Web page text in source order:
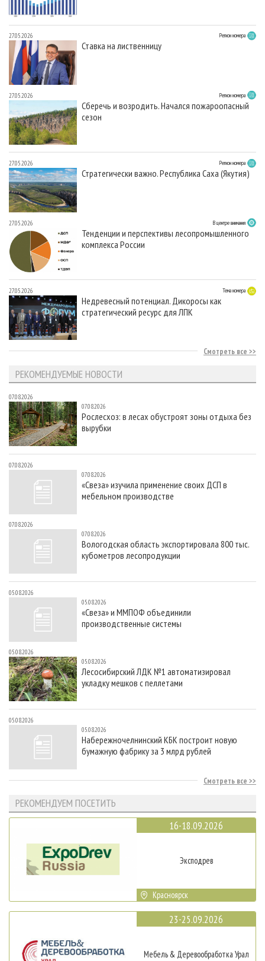
27.05.2026 Регион номера
Ставка на лиственницу
27.05.2026 Регион номера
Сберечь и возродить. Начался пожароопасный
сезон
27.05.2026 Регион номера
Стратегически важно. Республика Саха (Якутия)
27.05.2026 В центре внимания
Тенденции и перспективы лесопромышленного
комплекса России
27.05.2026 Тема номера
Недревесный потенциал. Дикоросы как
стратегический ресурс для ЛПК
Смотреть все
РЕКОМЕНДУЕМЫЕ НОВОСТИ
07.08.2026
07.08.2026
Рослесхоз: в лесах обустроят зоны отдыха без
вырубки
07.08.2026
07.08.2026
«Свеза» изучила применение своих ДСП в
мебельном производстве
07.08.2026
07.08.2026
Вологодская область экспортировала 800 тыс.
кубометров лесопродукции
05.08.2026
05.08.2026
«Свеза» и ММПОФ объединили
производственные системы
05.08.2026
05.08.2026
Лесосибирский ЛДК №1 автоматизировал
укладку мешков с пеллетами
05.08.2026
05.08.2026
Набережночелнинский КБК построит новую
бумажную фабрику за 3 млрд рублей
Смотреть все
РЕКОМЕНДУЕМ ПОСЕТИТЬ
16-18.09.2026
Эксподрев
Красноярск
23-25.09.2026
Мебель & Деревообработка Урал